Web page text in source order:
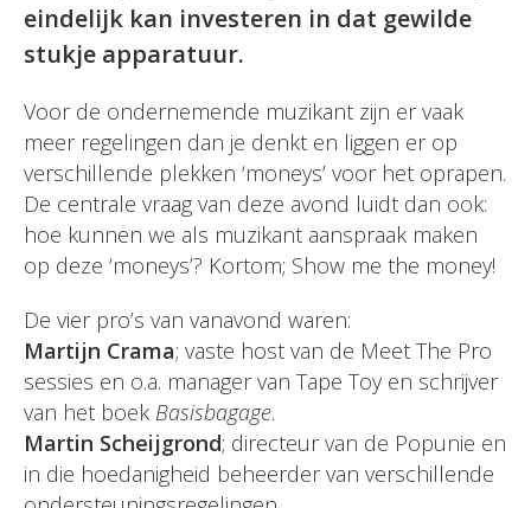
eindelijk kan investeren in dat gewilde
stukje apparatuur.
Voor de ondernemende muzikant zijn er vaak
meer regelingen dan je denkt en liggen er op
verschillende plekken ‘moneys’ voor het oprapen.
De centrale vraag van deze avond luidt dan ook:
hoe kunnen we als muzikant aanspraak maken
op deze ‘moneys’? Kortom; Show me the money!
De vier pro’s van vanavond waren:
Martijn Crama; vaste host van de Meet The Pro
sessies en o.a. manager van Tape Toy en schrijver
van het boek Basisbagage.
Martin Scheijgrond; directeur van de Popunie en
in die hoedanigheid beheerder van verschillende